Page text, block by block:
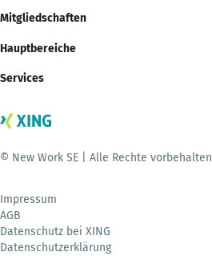
Mitgliedschaften
Hauptbereiche
Services
© New Work SE | Alle Rechte vorbehalten
Impressum
AGB
Datenschutz bei XING
Datenschutzerklärung